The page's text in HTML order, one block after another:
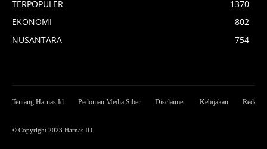
TERPOPULER
1370
EKONOMI
802
NUSANTARA
754
Tentang Harnas.Id Pedoman Media Siber Disclaimer Kebijakan Redaksi
© Copyright 2023 Harnas ID